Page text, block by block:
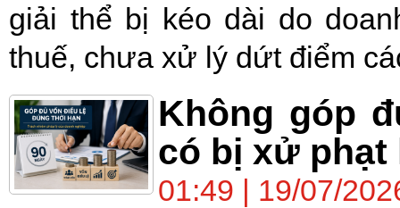
giải thể bị kéo dài do
thuế, chưa xử lý dứt điểm
Không góp
có bị xử phạt
01:49 | 19/07/